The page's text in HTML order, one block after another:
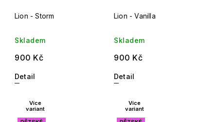
Lion - Storm
Skladem
900 Kč
Detail
Lion - Vanilla
Skladem
900 Kč
Detail
Více
variant
Více
variant